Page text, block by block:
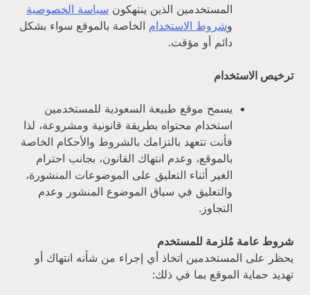
المستخدمين الذين ينتهكون سياسة الخصوصية
وشروط الاستخدام الخاصة بالموقع سواء بشكل
دائم أو مؤقت.
ترخيص الاستخدام
يسمح موقع طبيعة السعودية للمستخدمين
استخدام محتواه بطريقة قانونية ومشروعة، لذا
فأنت تتعهد بالتزامك بالشروط والأحكام الخاصة
بالموقع، وعدم انتهاك القانون، بجانب احترام
الغير أثناء التعليق على الموضوعات المنشورة،
والتعليق في سياق الموضوع المنشور وعدم
التجاوز.
شروط عامة مُلزمة للمستخدم
يحظر على المستخدمين اتخاذ أي إجراء من شأنه انتهاك أو
تهديد حماية الموقع بما في ذلك: